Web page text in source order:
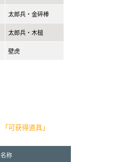
太郎兵・金碎棒
太郎兵・木槌
壁虎
「可获得道具」
名称